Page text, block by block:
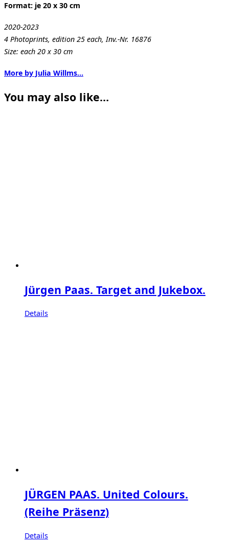
Format: je 20 x 30 cm
2020-2023
4 Photoprints, edition 25 each, Inv.-Nr. 16876
Size: each 20 x 30 cm
More by Julia Willms…
You may also like…
Jürgen Paas. Target and Jukebox.
Details
JÜRGEN PAAS. United Colours.
(Reihe Präsenz)
Details